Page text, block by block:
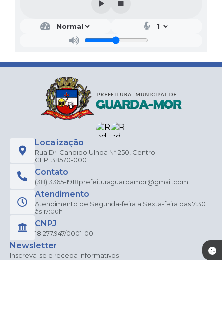
Localização
Rua Dr. Candido Ulhoa Nº 250, Centro
CEP: 38570-000
Contato
(38) 3365-1918prefeituraguardamor@gmail.com
Atendimento
Atendimento de Segunda-feira a Sexta-feira das 7:30
às 17:00h
CNPJ
18.277.947/0001-00
Newsletter
Inscreva-se e receba informativos